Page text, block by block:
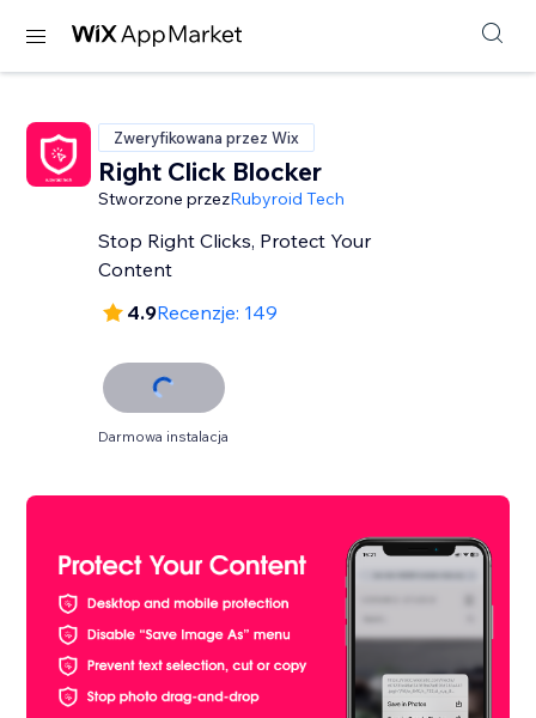
Zweryfikowana przez Wix
Right Click Blocker
Stworzone przezRubyroid Tech
Stop Right Clicks, Protect Your
Content
4.9Recenzje: 149
Darmowa instalacja